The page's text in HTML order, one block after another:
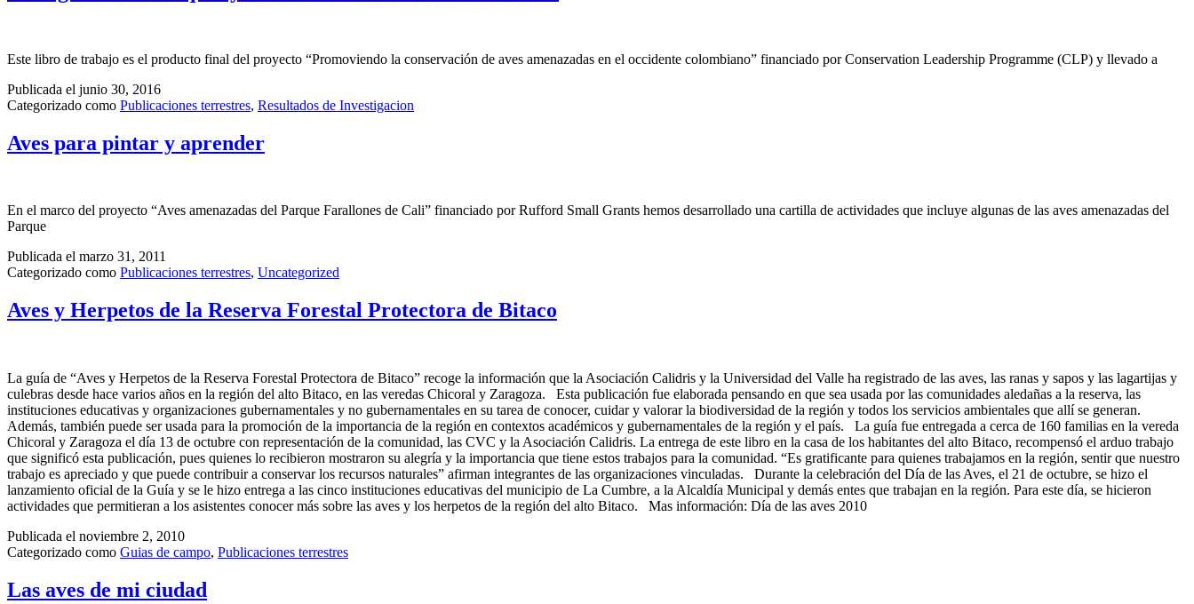
Este libro de trabajo es el producto final del proyecto “Promoviendo la conservación de aves amenazadas en el occidente colombiano” financiado por Conservation Leadership Programme (CLP) y llevado a
Publicada el junio 30, 2016
Categorizado como Publicaciones terrestres, Resultados de Investigacion
Aves para pintar y aprender
En el marco del proyecto “Aves amenazadas del Parque Farallones de Cali” financiado por Rufford Small Grants hemos desarrollado una cartilla de actividades que incluye algunas de las aves amenazadas del
Parque
Publicada el marzo 31, 2011
Categorizado como Publicaciones terrestres, Uncategorized
Aves y Herpetos de la Reserva Forestal Protectora de Bitaco
La guía de “Aves y Herpetos de la Reserva Forestal Protectora de Bitaco” recoge la información que la Asociación Calidris y la Universidad del Valle ha registrado de las aves, las ranas y sapos y las lagartijas y
culebras desde hace varios años en la región del alto Bitaco, en las veredas Chicoral y Zaragoza. Esta publicación fue elaborada pensando en que sea usada por las comunidades aledañas a la reserva, las
instituciones educativas y organizaciones gubernamentales y no gubernamentales en su tarea de conocer, cuidar y valorar la biodiversidad de la región y todos los servicios ambientales que allí se generan.
Además, también puede ser usada para la promoción de la importancia de la región en contextos académicos y gubernamentales de la región y el país. La guía fue entregada a cerca de 160 familias en la vereda
Chicoral y Zaragoza el día 13 de octubre con representación de la comunidad, las CVC y la Asociación Calidris. La entrega de este libro en la casa de los habitantes del alto Bitaco, recompensó el arduo trabajo
que significó esta publicación, pues quienes lo recibieron mostraron su alegría y la importancia que tiene estos trabajos para la comunidad. “Es gratificante para quienes trabajamos en la región, sentir que nuestro
trabajo es apreciado y que puede contribuir a conservar los recursos naturales” afirman integrantes de las organizaciones vinculadas. Durante la celebración del Día de las Aves, el 21 de octubre, se hizo el
lanzamiento oficial de la Guía y se le hizo entrega a las cinco instituciones educativas del municipio de La Cumbre, a la Alcaldía Municipal y demás entes que trabajan en la región. Para este día, se hicieron
actividades que permitieran a los asistentes conocer más sobre las aves y los herpetos de la región del alto Bitaco. Mas información: Día de las aves 2010
Publicada el noviembre 2, 2010
Categorizado como Guias de campo, Publicaciones terrestres
Las aves de mi ciudad